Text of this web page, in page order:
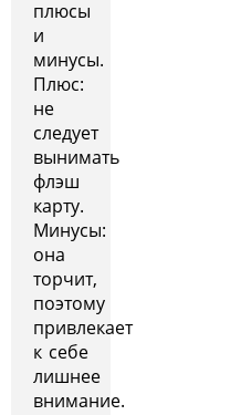
плюсы
и
минусы.
Плюс:
не
следует
вынимать
флэш
карту.
Минусы:
она
торчит,
поэтому
привлекает
к себе
лишнее
внимание.